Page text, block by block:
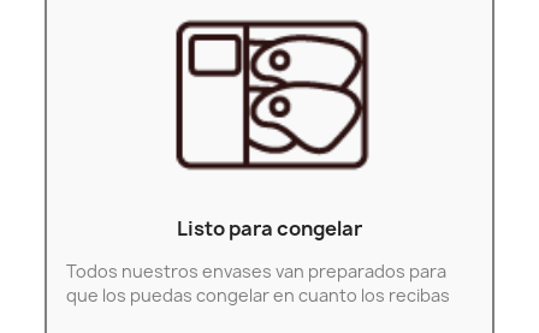
Listo para congelar
Todos nuestros envases van preparados para
que los puedas congelar en cuanto los recibas